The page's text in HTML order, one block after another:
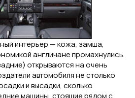
интерьер — кожа, замша,
англичане промахнулись.
открываются на очень
автомобиля не столько
и высадки, сколько
машины, стоящие рядом с